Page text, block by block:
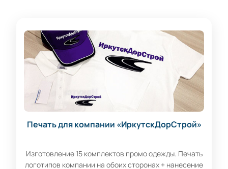
Печать для компании «ИркутскДорСтрой»
Изготовление 15 комплектов промо одежды. Печать
логотипов компании на обоих сторонах + нанесение